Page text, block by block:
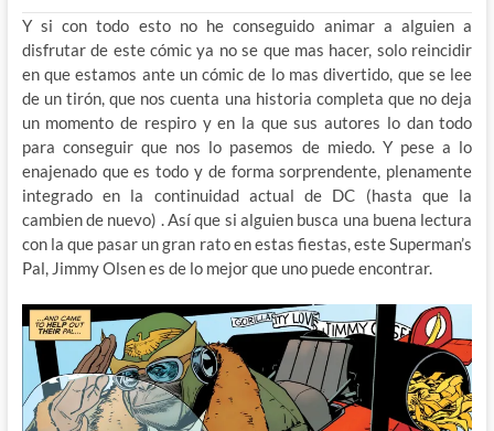
Y si con todo esto no he conseguido animar a alguien a
disfrutar de este cómic ya no se que mas hacer, solo reincidir
en que estamos ante un cómic de lo mas divertido, que se lee
de un tirón, que nos cuenta una historia completa que no deja
un momento de respiro y en la que sus autores lo dan todo
para conseguir que nos lo pasemos de miedo. Y pese a lo
enajenado que es todo y de forma sorprendente, plenamente
integrado en la continuidad actual de DC (hasta que la
cambien de nuevo) . Así que si alguien busca una buena lectura
con la que pasar un gran rato en estas fiestas, este Superman’s
Pal, Jimmy Olsen es de lo mejor que uno puede encontrar.